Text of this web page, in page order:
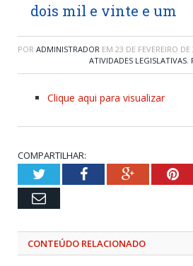
dois mil e vinte e um
POR ADMINISTRADOR EM 23 DE FEVEREIRO DE
ATIVIDADES LEGISLATIVAS,
Clique aqui para visualizar
COMPARTILHAR:
TwitterFacebookGoogle+
Email
CONTEÚDO RELACIONADO